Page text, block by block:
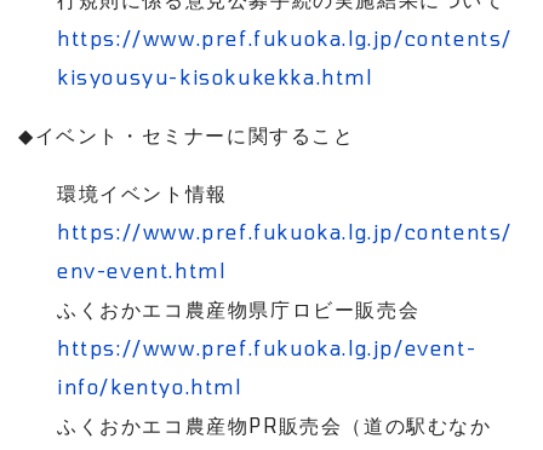
https://www.pref.fukuoka.lg.jp/contents/
kisyousyu-kisokukekka.html
◆イベント・セミナーに関すること
環境イベント情報
https://www.pref.fukuoka.lg.jp/contents/
env-event.html
ふくおかエコ農産物県庁ロビー販売会
https://www.pref.fukuoka.lg.jp/event-
info/kentyo.html
ふくおかエコ農産物PR販売会（道の駅むなか